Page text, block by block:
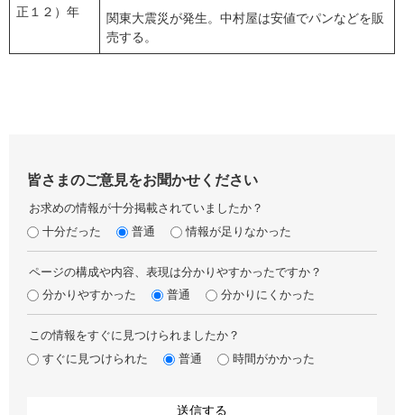
正１２）年
関東大震災が発生。中村屋は安値でパンなどを販
売する。
皆さまのご意見をお聞かせください
お求めの情報が十分掲載されていましたか？
十分だった
普通 情報が足りなかった
ページの構成や内容、表現は分かりやすかったですか？
分かりやすかった
普通 分かりにくかった
この情報をすぐに見つけられましたか？
すぐに見つけられた
普通 時間がかかった